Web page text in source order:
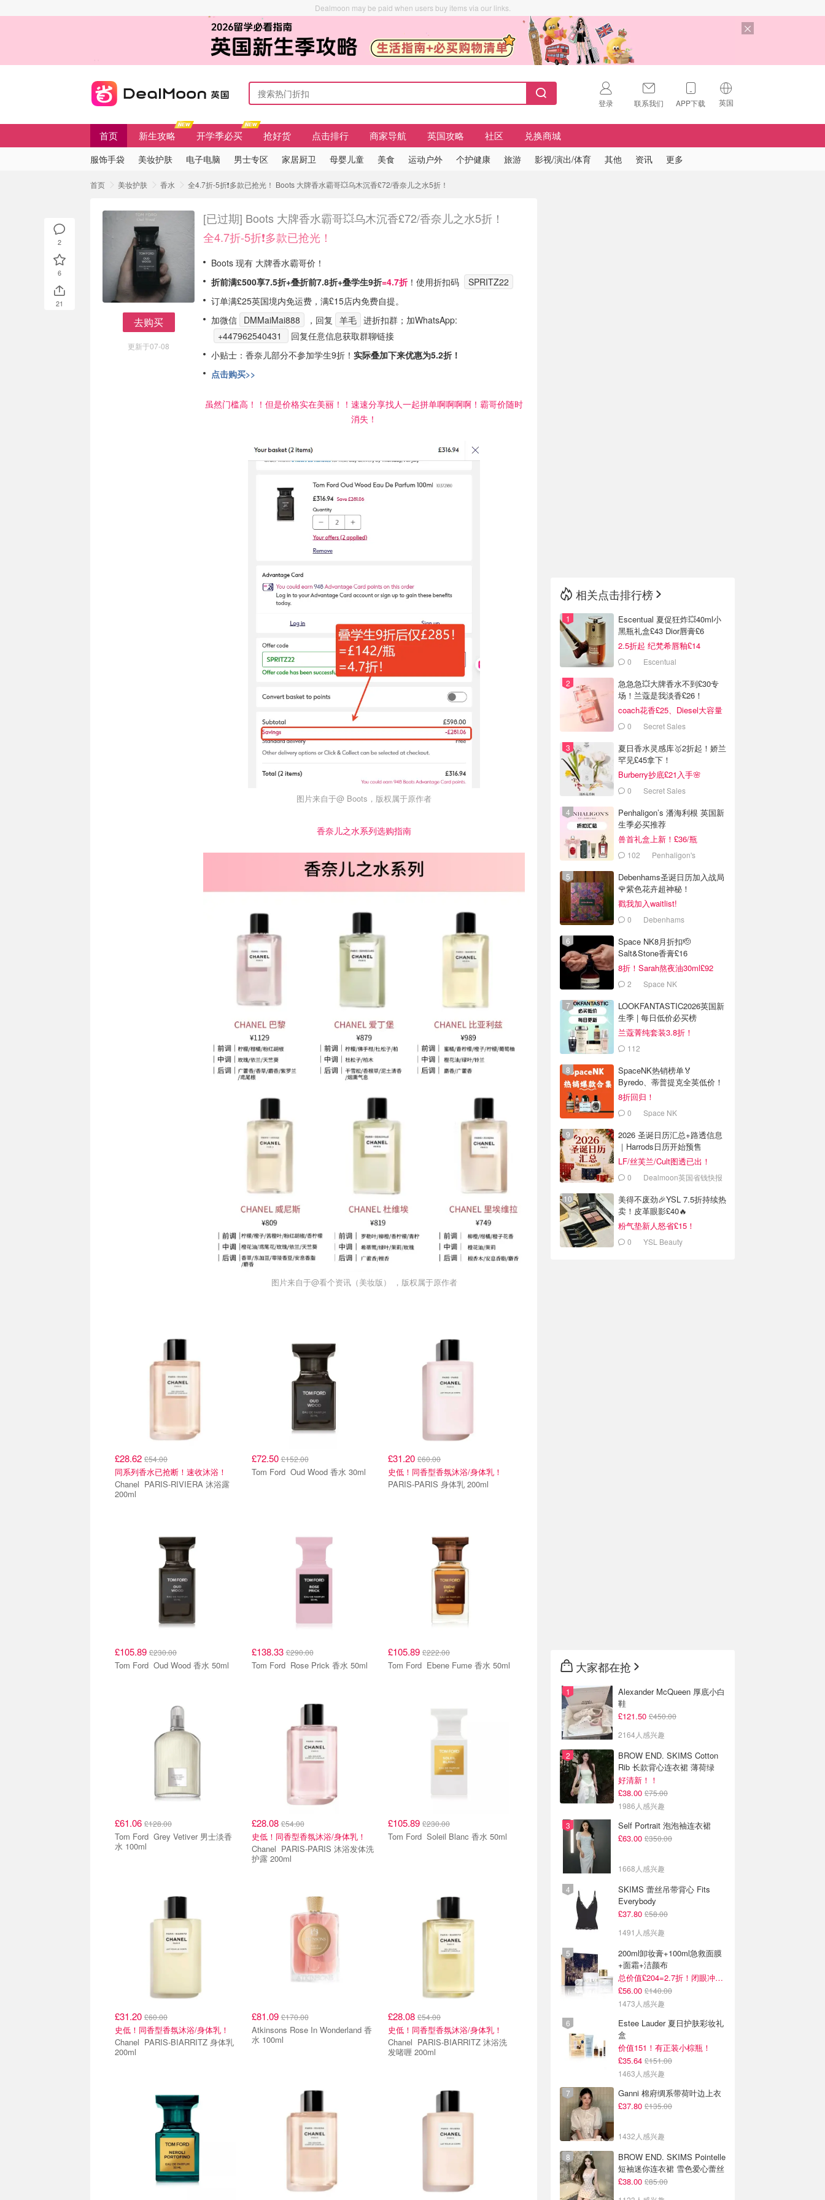
Dealmoon may be paid when users buy items via our links.
登录 联系我们 APP下载 英国
🇺🇸
🇨🇳
中国
首页 新生攻略 开学季必买 抢好货 点击排行 商家导航 英国攻略 社区 兑换商城
服饰手袋 美妆护肤 电子电脑 男士专区 家居厨卫 母婴儿童 美食 运动户外 个护健康 旅游 影视/演出/体育 其他 资讯 更多
首页 美妆护肤 香水 全4.7折-5折❗多款已抢光！ Boots 大牌香水霸哥💥乌木沉香£72/香奈儿之水5折！
去购买
更新于07-08
[已过期] Boots 大牌香水霸哥💥乌木沉香£72/香奈儿之水5折！
全4.7折-5折❗多款已抢光！
Boots 现有 大牌香水霸哥价！
折前满£500享7.5折+叠折前7.8折+叠学生9折=4.7折 ！使用折扣码
SPRITZ22
订单满£25英国境内免运费，满£15店内免费自提。
加微信 DMMaiMai888 ，回复 羊毛 进折扣群；加WhatsApp:
+447962540431
回复任意信息获取群聊链接
小贴士：香奈儿部分不参加学生9折！ 实际叠加下来优惠为5.2折！
点击购买>>
虽然门槛高！！但是价格实在美丽！！速速分享找人一起拼单啊啊啊啊！霸哥价随时
消失！
图片来自于@ Boots，版权属于原作者
香奈儿之水系列选购指南
图片来自于@看个资讯（美妆版） ，版权属于原作者
£28.62 £54.00
同系列香水已抢断！速收沐浴！
Chanel PARIS-RIVIERA 沐浴露
200ml
£72.50£152.00
Tom Ford Oud Wood 香水 30ml
£31.20 £60.00
史低！同香型香氛沐浴/身体乳！
PARIS-PARIS 身体乳 200ml
£105.89 £230.00
Tom Ford Oud Wood 香水 50ml
£138.33£290.00
Tom Ford Rose Prick 香水 50ml
£105.89 £222.00
Tom Ford Ebene Fume 香水 50ml
£61.06 £128.00
Tom Ford Grey Vetiver 男士淡香
水 100ml
£28.08£54.00
史低！同香型香氛沐浴/身体乳！
Chanel PARIS-PARIS 沐浴发体洗
护露 200ml
£105.89 £230.00
Tom Ford Soleil Blanc 香水 50ml
£31.20 £60.00
史低！同香型香氛沐浴/身体乳！
Chanel PARIS-BIARRITZ 身体乳
200ml
£81.09£170.00
Atkinsons Rose In Wonderland 香
水 100ml
£28.08 £54.00
史低！同香型香氛沐浴/身体乳！
Chanel PARIS-BIARRITZ 沐浴洗
发啫喱 200ml
2
6
21
相关点击排行榜
Escentual 夏促狂炸💥40ml小
黑瓶礼盒£43 Dior唇膏£6
2.5折起 纪梵希唇釉£14
0 Escentual
急急急💥大牌香水不到£30专
场！兰蔻是我淡香£26！
coach花香£25、Diesel大容量
£21！
0 Secret Sales
夏日香水灵感库🥇2折起！娇兰
罕见£45拿下！
Burberry抄底£21入手🌸
0 Secret Sales
Penhaligon’s 潘海利根 英国新
生季必买推荐
兽首礼盒上新！£36/瓶
102 Penhaligon's
Debenhams圣诞日历加入战局
🌹紫色花卉超神秘！
戳我加入waitlist!
0 Debenhams
Space NK8月折扣🫡
Salt&Stone香膏£16
8折！Sarah熬夜油30ml£92
2 Space NK
LOOKFANTASTIC2026英国新
生季 | 每日低价必买榜
兰蔻菁纯套装3.8折！
112
SpaceNK热销榜单🏅
Byredo、蒂普提克全英低价！
8折回归！
0 Space NK
2026 圣诞日历汇总+路透信息
｜Harrods日历开始预售
LF/丝芙兰/Cult图透已出！
0 Dealmoon英国省钱快报
美得不废劲🎉YSL 7.5折持续热
卖！皮革眼影£40🔥
粉气垫新人怒省£15！
0 YSL Beauty
大家都在抢
Alexander McQueen 厚底小白
鞋
£121.50 £450.00
2164人感兴趣
BROW END. SKIMS Cotton
Rib 长款背心连衣裙 薄荷绿
好清新！！
£38.00 £75.00
1986人感兴趣
Self Portrait 泡泡袖连衣裙
£63.00 £350.00
1668人感兴趣
SKIMS 蕾丝吊带背心 Fits
Everybody
£37.80 £58.00
1491人感兴趣
200ml卸妆膏+100ml急救面膜
+面霜+洁颜布
总价值£204=2.7折！闭眼冲这套！
£56.00 £140.00
1473人感兴趣
Estee Lauder 夏日护肤彩妆礼
盒
价值151！有正装小棕瓶！
£35.64 £151.00
1463人感兴趣
Ganni 棉府绸系带荷叶边上衣
£37.80 £135.00
1432人感兴趣
BROW END. SKIMS Pointelle
短袖迷你连衣裙 雪色爱心蕾丝
£38.00 £85.00